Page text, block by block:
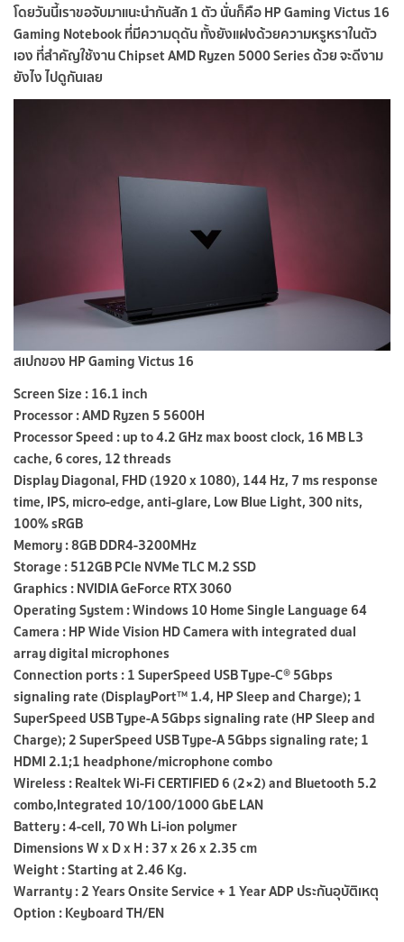
โดยวันนี้เราขอจับมาแนะนำกันสัก 1 ตัว นั่นก็คือ HP Gaming Victus 16
Gaming Notebook ที่มีความดุดัน ทั้งยังแฝงด้วยความหรูหราในตัว
เอง ที่สำคัญใช้งาน Chipset AMD Ryzen 5000 Series ด้วย จะดีงาม
ยังไง ไปดูกันเลย
สเปกของ HP Gaming Victus 16
Screen Size : 16.1 inch
Processor : AMD Ryzen 5 5600H
Processor Speed : up to 4.2 GHz max boost clock, 16 MB L3
cache, 6 cores, 12 threads
Display Diagonal, FHD (1920 x 1080), 144 Hz, 7 ms response
time, IPS, micro-edge, anti-glare, Low Blue Light, 300 nits,
100% sRGB
Memory : 8GB DDR4-3200MHz
Storage : 512GB PCIe NVMe TLC M.2 SSD
Graphics : NVIDIA GeForce RTX 3060
Operating System : Windows 10 Home Single Language 64
Camera : HP Wide Vision HD Camera with integrated dual
array digital microphones
Connection ports : 1 SuperSpeed USB Type-C® 5Gbps
signaling rate (DisplayPort™ 1.4, HP Sleep and Charge); 1
SuperSpeed USB Type-A 5Gbps signaling rate (HP Sleep and
Charge); 2 SuperSpeed USB Type-A 5Gbps signaling rate; 1
HDMI 2.1;1 headphone/microphone combo
Wireless : Realtek Wi-Fi CERTIFIED 6 (2×2) and Bluetooth 5.2
combo,Integrated 10/100/1000 GbE LAN
Battery : 4-cell, 70 Wh Li-ion polymer
Dimensions W x D x H : 37 x 26 x 2.35 cm
Weight : Starting at 2.46 Kg.
Warranty : 2 Years Onsite Service + 1 Year ADP ประกันอุบัติเหตุ
Option : Keyboard TH/EN